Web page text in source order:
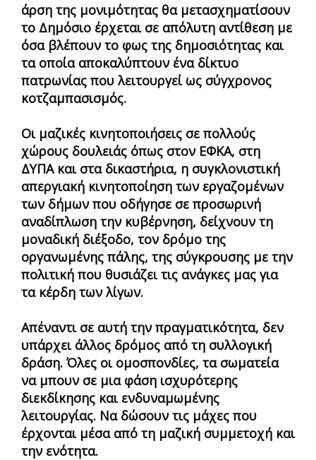
άρση της μονιμότητας θα μετασχηματίσουν
το Δημόσιο έρχεται σε απόλυτη αντίθεση με
όσα βλέπουν το φως της δημοσιότητας και
τα οποία αποκαλύπτουν ένα δίκτυο
πατρωνίας που λειτουργεί ως σύγχρονος
κοτζαμπασισμός.
Οι μαζικές κινητοποιήσεις σε πολλούς
χώρους δουλειάς όπως στον ΕΦΚΑ, στη
ΔΥΠΑ και στα δικαστήρια, η συγκλονιστική
απεργιακή κινητοποίηση των εργαζομένων
των δήμων που οδήγησε σε προσωρινή
αναδίπλωση την κυβέρνηση, δείχνουν τη
μοναδική διέξοδο, τον δρόμο της
οργανωμένης πάλης, της σύγκρουσης με την
πολιτική που θυσιάζει τις ανάγκες μας για
τα κέρδη των λίγων.
Απέναντι σε αυτή την πραγματικότητα, δεν
υπάρχει άλλος δρόμος από τη συλλογική
δράση. Όλες οι ομοσπονδίες, τα σωματεία
να μπουν σε μια φάση ισχυρότερης
διεκδίκησης και ενδυναμωμένης
λειτουργίας. Να δώσουν τις μάχες που
έρχονται μέσα από τη μαζική συμμετοχή και
την ενότητα.